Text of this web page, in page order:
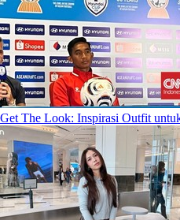
Get The Look: Inspirasi Outfit